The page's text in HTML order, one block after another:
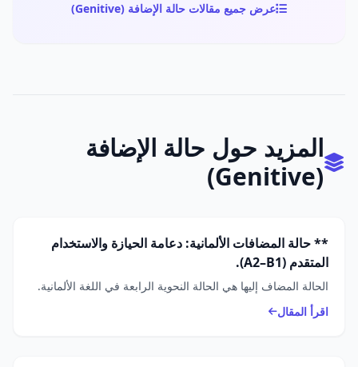
عرض جميع مقالات حالة الإضافة (Genitive)
المزيد حول حالة الإضافة
(Genitive)
** حالة المضافات الألمانية: دعامة الحيازة والاستخدام
المتقدم (A2–B1).
الحالة المضاف إليها هي الحالة النحوية الرابعة في اللغة الألمانية.
اقرأ المقال